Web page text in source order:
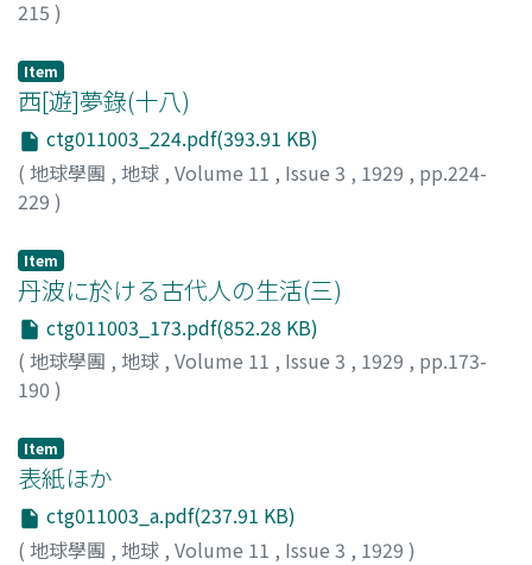
215 )
Item
西[遊]夢錄(十八)
ctg011003_224.pdf(393.91 KB)
( 地球學團 , 地球 , Volume 11 , Issue 3 , 1929 , pp.224-
229 )
Item
丹波に於ける古代人の生活(三)
ctg011003_173.pdf(852.28 KB)
( 地球學團 , 地球 , Volume 11 , Issue 3 , 1929 , pp.173-
190 )
Item
表紙ほか
ctg011003_a.pdf(237.91 KB)
( 地球學團 , 地球 , Volume 11 , Issue 3 , 1929 )